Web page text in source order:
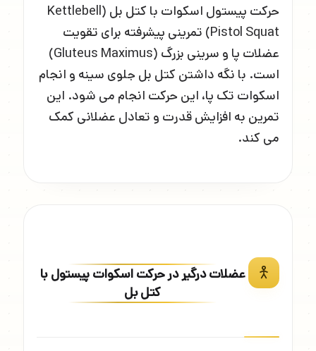
حرکت پیستول اسکوات با کتل بل (Kettlebell
Pistol Squat) تمرینی پیشرفته برای تقویت
عضلات پا و سرینی بزرگ (Gluteus Maximus)
است. با نگه داشتن کتل بل جلوی سینه و انجام
اسکوات تک پا، این حرکت انجام می شود. این
تمرین به افزایش قدرت و تعادل عضلانی کمک
می کند.
عضلات درگیر در حرکت اسکوات پیستول با
کتل بل